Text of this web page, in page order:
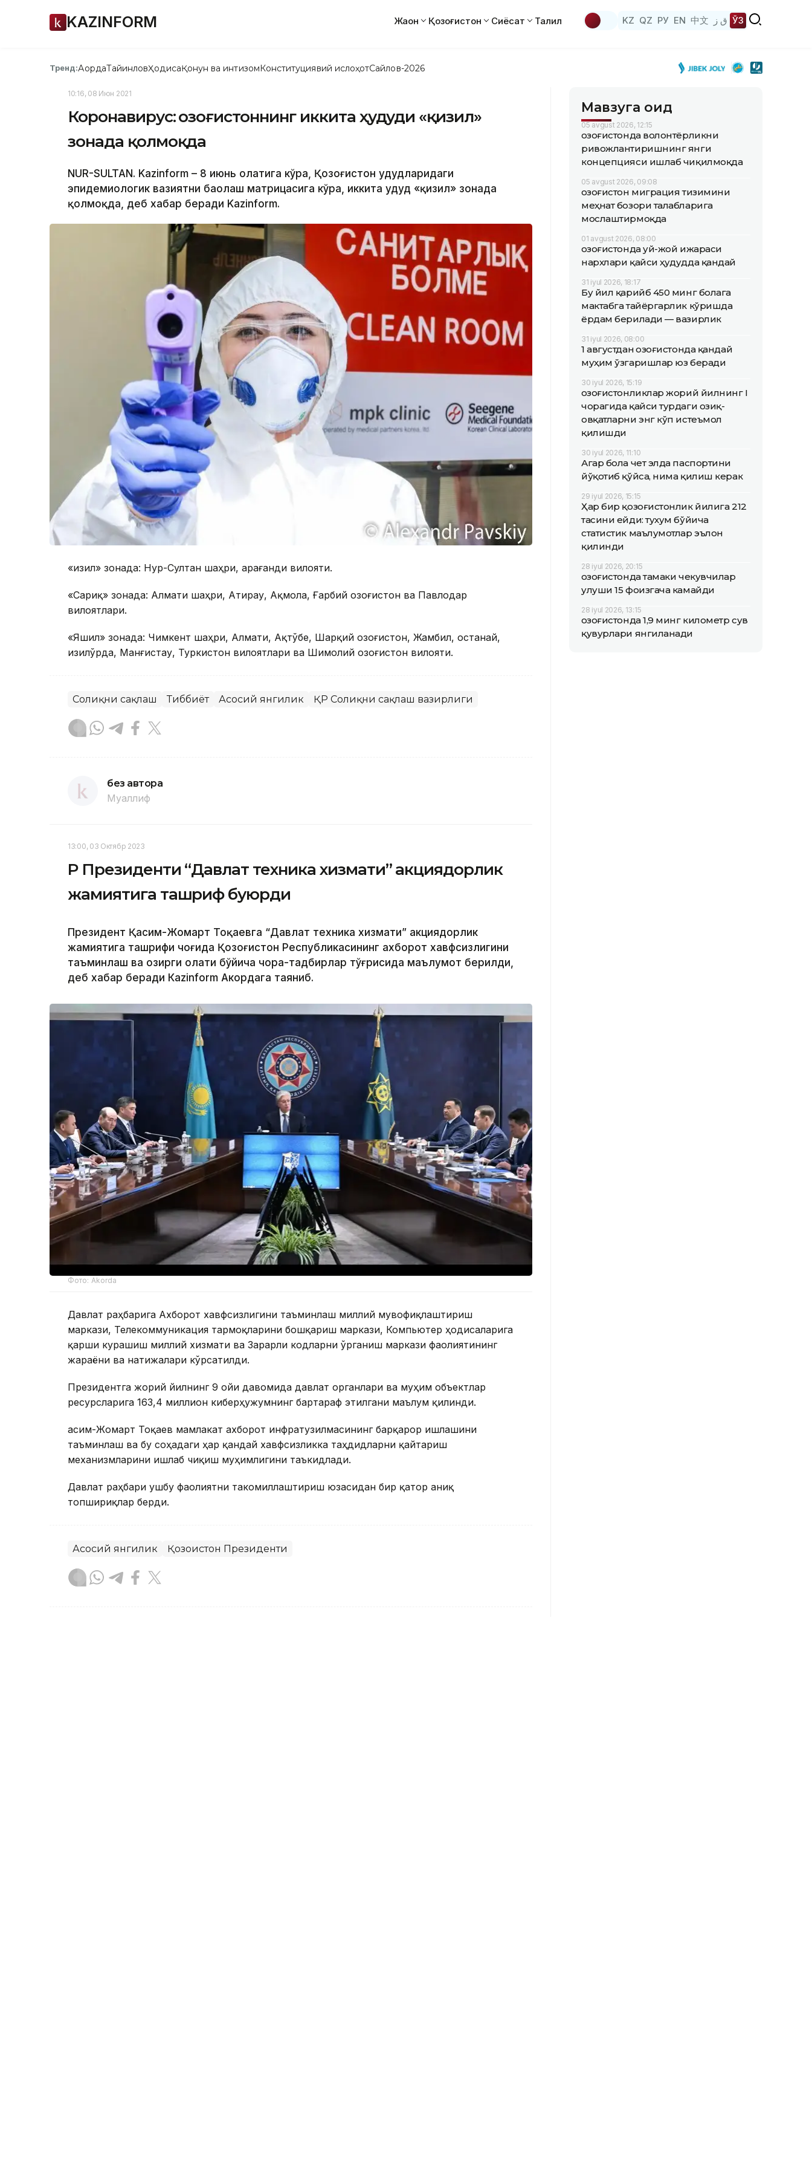
KAZINFORM Жаҳон Қозоғистон Сиёсат Таҳлил KZ QZ РУ EN 中文 ق ز ЎЗ
Тренд:АқордаТайинловҲодисаҚонун ва интизомКонституциявий ислоҳотСайлов-2026
10:16, 08 Июн 2021
Коронавирус: Қозоғистоннинг иккита ҳудуди «қизил»
зонада қолмоқда
NUR-SULTAN. Kazinform – 8 июнь ҳолатига кўра, Қозоғистон ҳудудларидаги
эпидемиологик вазиятни баҳолаш матрицасига кўра, иккита ҳудуд «қизил» зонада
қолмоқда, деб хабар беради Kazinform.
«Қизил» зонада: Нур-Султан шаҳри, Қарағанди вилояти.
«Сариқ» зонада: Алмати шаҳри, Атирау, Ақмола, Ғарбий Қозоғистон ва Павлодар
вилоятлари.
«Яшил» зонада: Чимкент шаҳри, Алмати, Ақтўбе, Шарқий Қозоғистон, Жамбил, Қостанай,
Қизилўрда, Манғистау, Туркистон вилоятлари ва Шимолий Қозоғистон вилояти.
Соғлиқни сақлаш Тиббиёт Асосий янгилик ҚР Соғлиқни сақлаш вазирлиги
без автора
Муаллиф
13:00, 03 Октябр 2023
ҚР Президенти “Давлат техника хизмати” акциядорлик
жамиятига ташриф буюрди
Президент Қасим-Жомарт Тоқаевга “Давлат техника хизмати” акциядорлик
жамиятига ташрифи чоғида Қозоғистон Республикасининг ахборот хавфсизлигини
таъминлаш ва ҳозирги ҳолати бўйича чора-тадбирлар тўғрисида маълумот берилди,
деб хабар беради Каzinform Акордага таяниб.
Фото: Akorda
Давлат раҳбарига Ахборот хавфсизлигини таъминлаш миллий мувофиқлаштириш
маркази, Телекоммуникация тармоқларини бошқариш маркази, Компьютер ҳодисаларига
қарши курашиш миллий хизмати ва Зарарли кодларни ўрганиш маркази фаолиятининг
жараёни ва натижалари кўрсатилди.
Президентга жорий йилнинг 9 ойи давомида давлат органлари ва муҳим объектлар
ресурсларига 163,4 миллион киберҳужумнинг бартараф этилгани маълум қилинди.
Қасим-Жомарт Тоқаев мамлакат ахборот инфратузилмасининг барқарор ишлашини
таъминлаш ва бу соҳадаги ҳар қандай хавфсизликка таҳдидларни қайтариш
механизмларини ишлаб чиқиш муҳимлигини таъкидлади.
Давлат раҳбари ушбу фаолиятни такомиллаштириш юзасидан бир қатор аниқ
топшириқлар берди.
Асосий янгилик Қозоғистон Президенти
Мавзуга оид
05 avgust 2026, 12:15
Қозоғистонда волонтёрликни
ривожлантиришнинг янги
концепцияси ишлаб чиқилмоқда
05 avgust 2026, 09:08
Қозоғистон миграция тизимини
меҳнат бозори талабларига
мослаштирмоқда
01 avgust 2026, 08:00
Қозоғистонда уй-жой ижараси
нархлари қайси ҳудудда қандай
31 iyul 2026, 18:17
Бу йил қарийб 450 минг болага
мактабга тайёргарлик кўришда
ёрдам берилади — вазирлик
31 iyul 2026, 08:00
1 августдан Қозоғистонда қандай
муҳим ўзгаришлар юз беради
30 iyul 2026, 15:19
Қозоғистонликлар жорий йилнинг I
чорагида қайси турдаги озиқ-
овқатларни энг кўп истеъмол
қилишди
30 iyul 2026, 11:10
Агар бола чет элда паспортини
йўқотиб қўйса, нима қилиш керак
29 iyul 2026, 15:15
Ҳар бир қозоғистонлик йилига 212
тасини ейди: тухум бўйича
статистик маълумотлар эълон
қилинди
28 iyul 2026, 20:15
Қозоғистонда тамаки чекувчилар
улуши 15 фоизгача камайди
28 iyul 2026, 13:15
Қозоғистонда 1,9 минг километр сув
қувурлари янгиланади